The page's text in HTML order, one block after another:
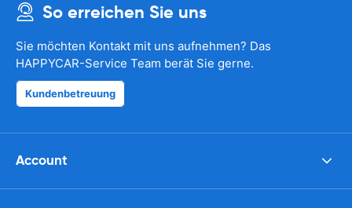
So erreichen Sie uns
Sie möchten Kontakt mit uns aufnehmen? Das
HAPPYCAR-Service Team berät Sie gerne.
Kundenbetreuung
Account